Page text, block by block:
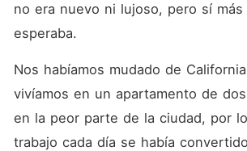
del
de los
no era nuevo ni lujoso, pero sí
esperaba.
Nos habíamos mudado de
vivíamos en un apartamento de
en la peor parte de la ciudad, por
trabajo cada día se había